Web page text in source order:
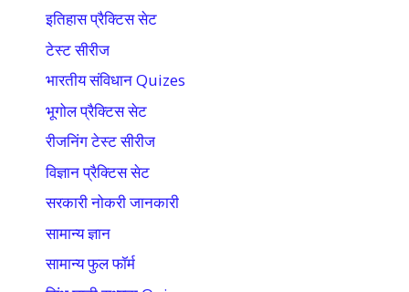
इतिहास प्रैक्टिस सेट
टेस्ट सीरीज
भारतीय संविधान Quizes
भूगोल प्रैक्टिस सेट
रीजनिंग टेस्ट सीरीज
विज्ञान प्रैक्टिस सेट
सरकारी नोकरी जानकारी
सामान्य ज्ञान
सामान्य फुल फॉर्म